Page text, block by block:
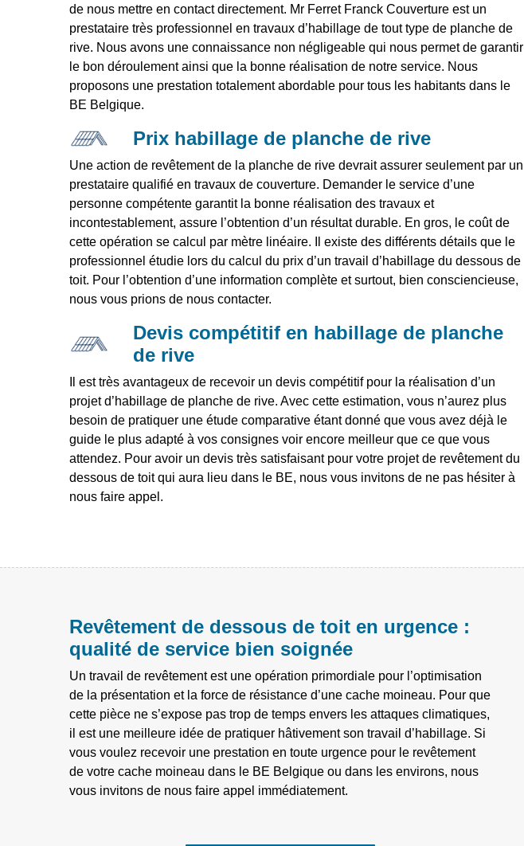
de nous mettre en contact directement. Mr Ferret Franck Couverture est un
prestataire très professionnel en travaux d’habillage de tout type de planche de
rive. Nous avons une connaissance non négligeable qui nous permet de garantir
le bon déroulement ainsi que la bonne réalisation de notre service. Nous
proposons une prestation totalement abordable pour tous les habitants dans le
BE Belgique.
Prix habillage de planche de rive
Une action de revêtement de la planche de rive devrait assurer seulement par un
prestataire qualifié en travaux de couverture. Demander le service d’une
personne compétente garantit la bonne réalisation des travaux et
incontestablement, assure l’obtention d’un résultat durable. En gros, le coût de
cette opération se calcul par mètre linéaire. Il existe des différents détails que le
professionnel étudie lors du calcul du prix d’un travail d’habillage du dessous de
toit. Pour l’obtention d’une information complète et surtout, bien consciencieuse,
nous vous prions de nous contacter.
Devis compétitif en habillage de planche
de rive
Il est très avantageux de recevoir un devis compétitif pour la réalisation d’un
projet d’habillage de planche de rive. Avec cette estimation, vous n’aurez plus
besoin de pratiquer une étude comparative étant donné que vous avez déjà le
guide le plus adapté à vos consignes voir encore meilleur que ce que vous
attendez. Pour avoir un devis très satisfaisant pour votre projet de revêtement du
dessous de toit qui aura lieu dans le BE, nous vous invitons de ne pas hésiter à
nous faire appel.
Revêtement de dessous de toit en urgence :
qualité de service bien soignée
Un travail de revêtement est une opération primordiale pour l’optimisation
de la présentation et la force de résistance d’une cache moineau. Pour que
cette pièce ne s’expose pas trop de temps envers les attaques climatiques,
il est une meilleure idée de pratiquer hâtivement son travail d’habillage. Si
vous voulez recevoir une prestation en toute urgence pour le revêtement
de votre cache moineau dans le BE Belgique ou dans les environs, nous
vous invitons de nous faire appel immédiatement.